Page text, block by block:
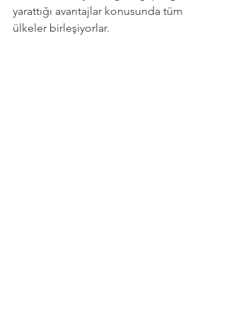
yarattığı avantajlar konusunda tüm
ülkeler birleşiyorlar.